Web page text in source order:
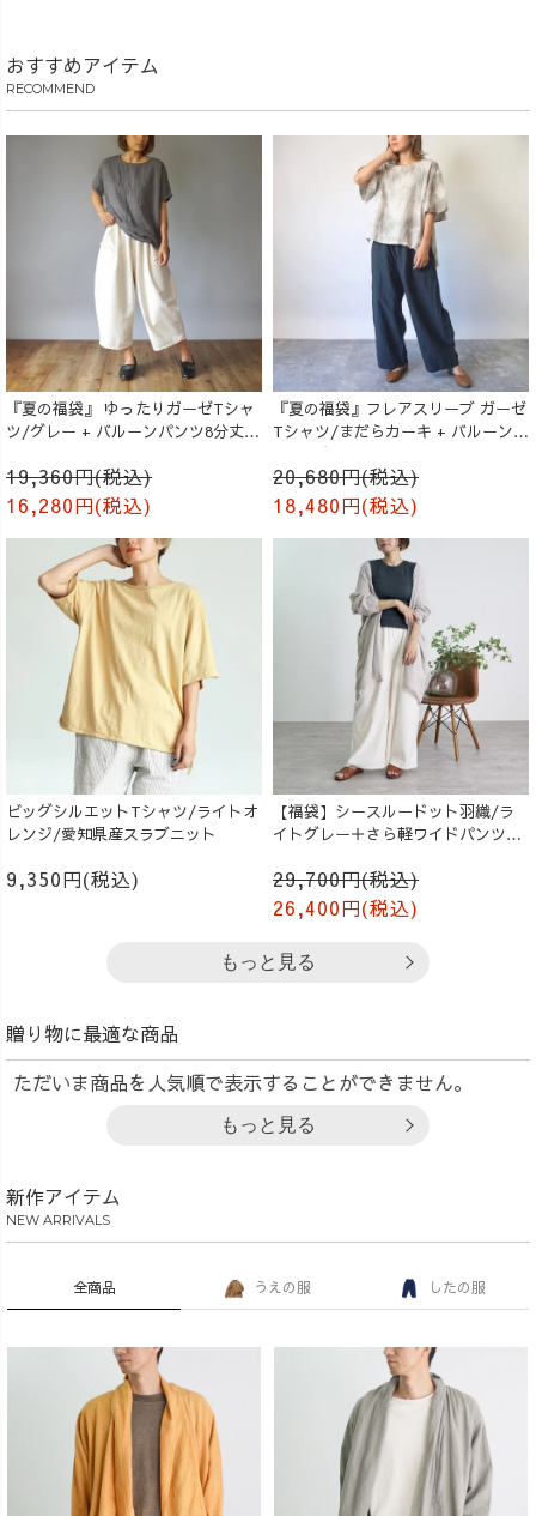
おすすめアイテム
RECOMMEND
『夏の福袋』 ゆったりガーゼTシャ
ツ/グレー + バルーンパンツ8分丈/
19,360円(税込)
16,280円(税込)
『夏の福袋』フレアスリーブ ガーゼ
Tシャツ/まだらカーキ + バルーンパ
ンツ/ブラック
20,680円(税込)
18,480円(税込)
ビッグシルエットTシャツ/ライトオ
レンジ/愛知県産スラブニット
9,350円(税込)
【福袋】シースルードット羽織/ラ
イトグレー＋さら軽ワイドパンツ/
29,700円(税込)
26,400円(税込)
もっと見る
贈り物に最適な商品
ただいま商品を人気順で表示することができません。
もっと見る
新作アイテム
NEW ARRIVALS
全商品 うえの服 したの服